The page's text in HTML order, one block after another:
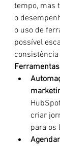
tempo, mas
o
o uso de
possível
criar
para os